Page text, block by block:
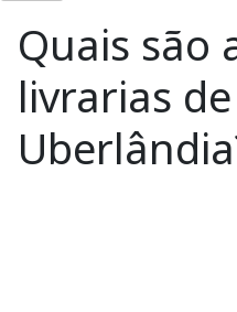
Quais são
livrarias de